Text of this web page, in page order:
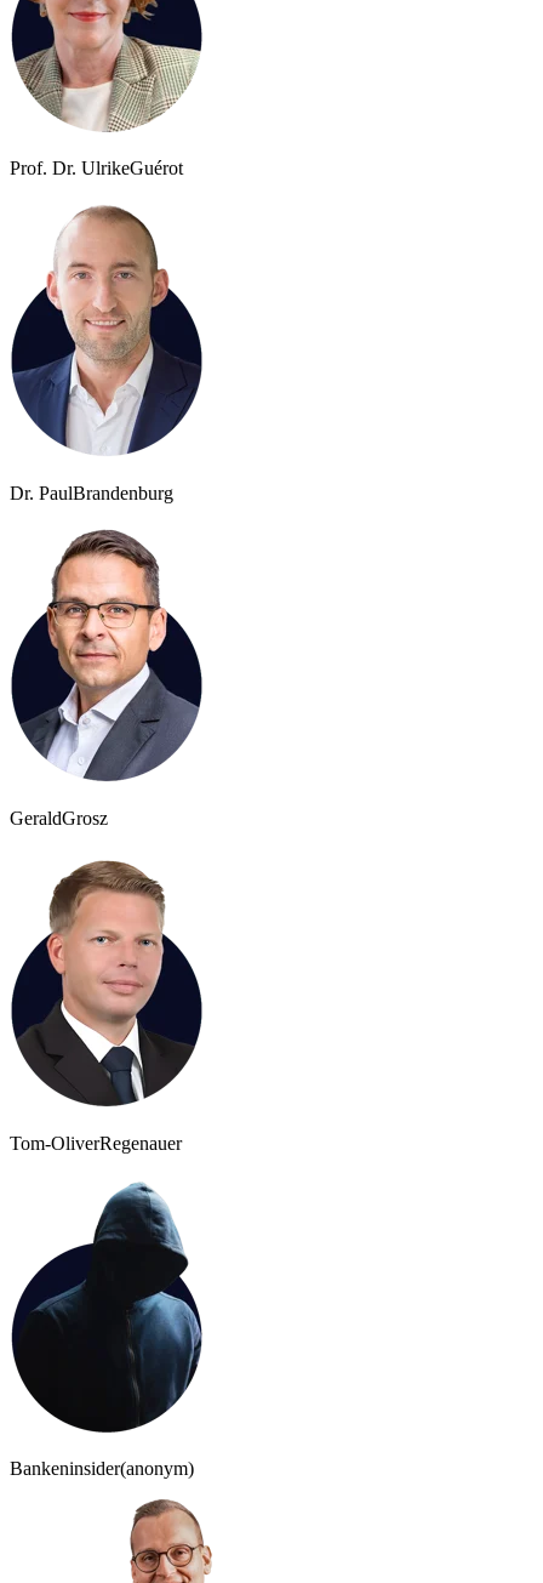
Prof. Dr. UlrikeGuérot
Dr. PaulBrandenburg
GeraldGrosz
Tom-OliverRegenauer
Bankeninsider(anonym)